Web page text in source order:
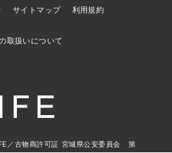
サイトマップ
利用規約
取扱いについて
／古物商許可証 宮城県公安委員会 第